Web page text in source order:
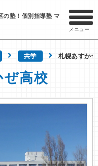
の塾！個別指導塾 マ
メニュー
共学 札幌あすか
高校